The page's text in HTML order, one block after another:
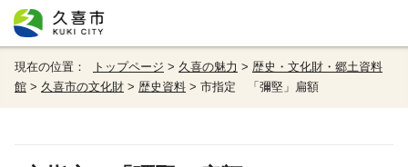
現在の位置： トップページ > 久喜の魅力 > 歴史・文化財・郷土資料
館 > 久喜市の文化財 > 歴史資料 > 市指定 「彌堅」扁額